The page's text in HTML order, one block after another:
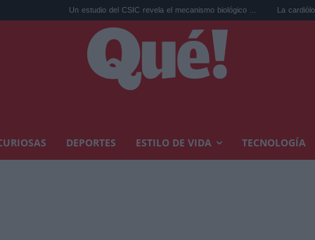
Un estudio del CSIC revela el mecanismo biológico ... La cardióloga Tara Narula
DEPORTES ESTILO DE VIDA TECNOLOGÍA